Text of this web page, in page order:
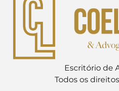
Escritório de
Todos os